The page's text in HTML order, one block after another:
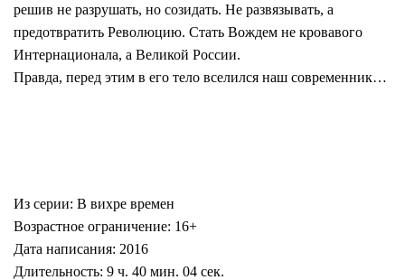
решив не разрушать, но созидать. Не развязывать, а
предотвратить Революцию. Стать Вождем не кровавого
Интернационала, а Великой России.
Правда, перед этим в его тело вселился наш современник…
Из серии: В вихре времен
Возрастное ограничение: 16+
Дата написания: 2016
Длительность: 9 ч. 40 мин. 04 сек.